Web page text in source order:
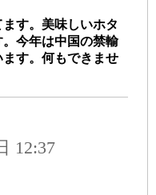
す。美味しいホタ
今年は中国の禁輸
す。何もできませ
12:37